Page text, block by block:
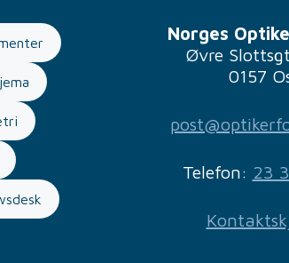
Norges
Øvre
0157
Telefon: 23